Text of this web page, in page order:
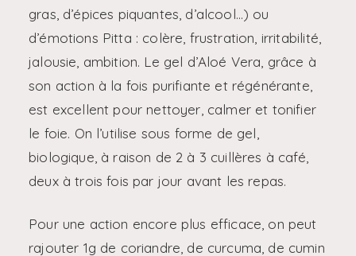
gras, d’épices piquantes, d’alcool…) ou
d’émotions Pitta : colère, frustration, irritabilité,
jalousie, ambition. Le gel d’Aloé Vera, grâce à
son action à la fois purifiante et régénérante,
est excellent pour nettoyer, calmer et tonifier
le foie. On l’utilise sous forme de gel,
biologique, à raison de 2 à 3 cuillères à café,
deux à trois fois par jour avant les repas.
Pour une action encore plus efficace, on peut
rajouter 1g de coriandre, de curcuma, de cumin